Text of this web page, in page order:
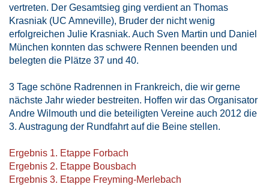
vertreten. Der Gesamtsieg ging verdient an Thomas
Krasniak (UC Amneville), Bruder der nicht wenig
erfolgreichen Julie Krasniak. Auch Sven Martin und Daniel
München konnten das schwere Rennen beenden und
belegten die Plätze 37 und 40.
3 Tage schöne Radrennen in Frankreich, die wir gerne
nächste Jahr wieder bestreiten. Hoffen wir das Organisator
Andre Wilmouth und die beteiligten Vereine auch 2012 die
3. Austragung der Rundfahrt auf die Beine stellen.
Ergebnis 1. Etappe Forbach
Ergebnis 2. Etappe Bousbach
Ergebnis 3. Etappe Freyming-Merlebach